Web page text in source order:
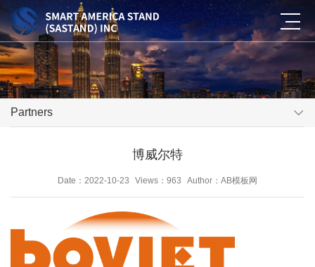
Partners
博威尔特
Date：2022-10-23 Views：963 Author：AB模板网